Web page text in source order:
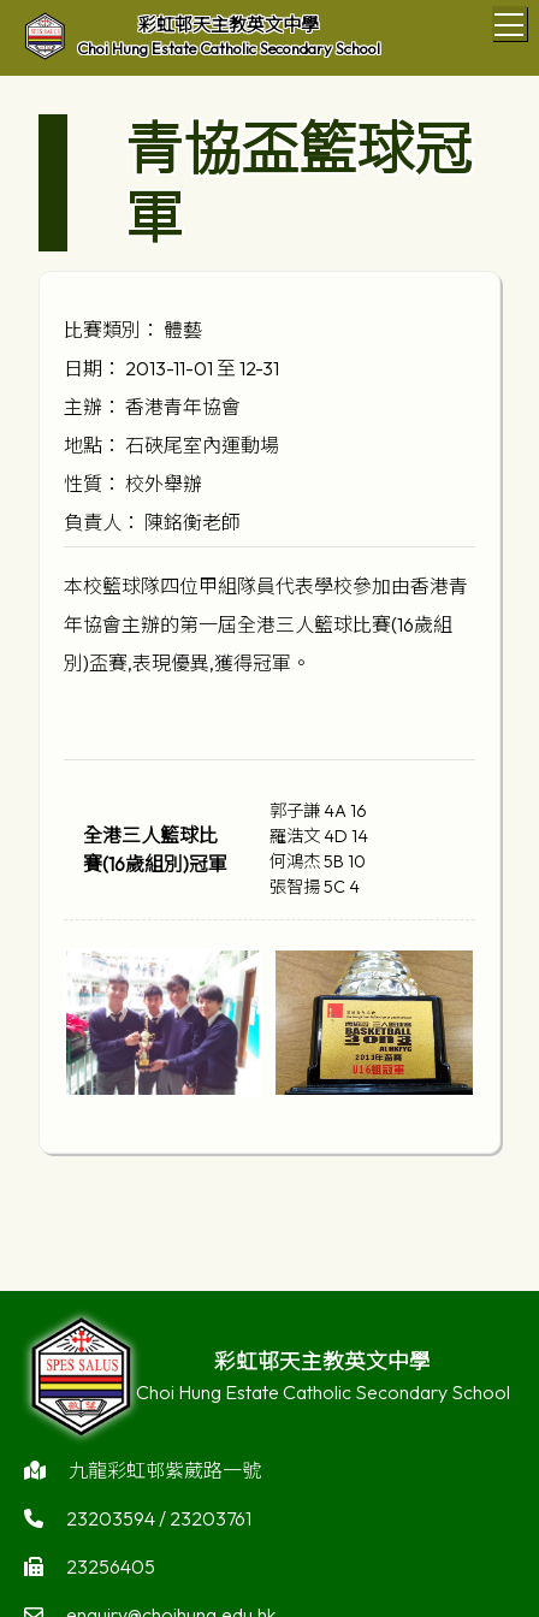
彩虹邨天主教英文中學
Choi Hung Estate Catholic Secondary School
青協盃籃球冠
軍
比賽類別： 體藝
日期： 2013-11-01 至 12-31
主辦： 香港青年協會
地點： 石硤尾室內運動場
性質： 校外舉辦
負責人： 陳銘衡老師
本校籃球隊四位甲組隊員代表學校參加由香港青
年協會主辦的第一屆全港三人籃球比賽(16歲組
別)盃賽‚表現優異‚獲得冠軍。
全港三人籃球比
賽(16歲組別)冠軍
郭子謙 4A 16
羅浩文 4D 14
何鴻杰 5B 10
張智揚 5C 4
彩虹邨天主教英文中學
Choi Hung Estate Catholic Secondary School
九龍彩虹邨紫葳路一號
23203594 / 23203761
23256405